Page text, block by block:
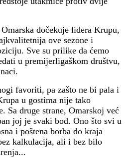
dočekuje lidera Krupu,
ove sezone i
Sve su prilike da ćemo
u premijerligaškom društvu,
favoriti, pa zašto ne bi pala i
u gostima nije tako
Sa druge strane, Omarskoj već
joj je svaki bod. Ono što svi u
i poštena borba do kraja
kalkulacija, ali i bez bilo